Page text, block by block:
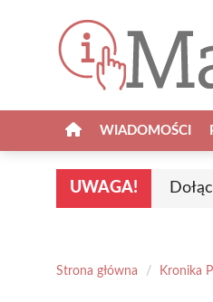
WIADOMOŚCI
UWAGA!
Strona główna / Kronika